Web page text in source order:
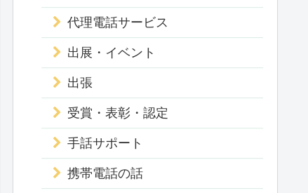
代理電話サービス
出展・イベント
出張
受賞・表彰・認定
手話サポート
携帯電話の話